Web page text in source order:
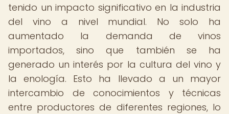
tenido un impacto significativo en la industria
del vino a nivel mundial. No solo ha
aumentado la demanda de vinos
importados, sino que también se ha
generado un interés por la cultura del vino y
la enología. Esto ha llevado a un mayor
intercambio de conocimientos y técnicas
entre productores de diferentes regiones, lo